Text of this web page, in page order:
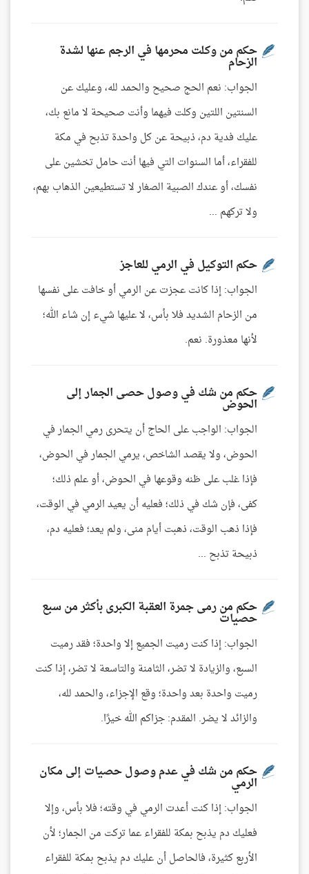
حكم من وكلت محرمها في الرجم عنها لشدة
الزحام
الجواب: نعم الحج صحيح والحمد لله، وعليك عن
السنتين اللتين وكلت فيهما وأنت صحيحة لا مانع بك،
عليك فدية دم، ذبيحة عن كل واحدة تذبح في مكة
للفقراء، أما السنوات التي فيها أنت حامل تخشين على
نفسك، أو عندك الصبية الصغار لا تستطيعين الذهاب بهم،
ولا تركهم ...
حكم التوكيل في الرمي للعاجز
الجواب: إذا كانت عجزت عن الرمي أو خافت على نفسها
من الزحام الشديد فلا بأس، لا عليها شيء إن شاء الله؛
لأنها معذورة. نعم.
حكم من شك في وصول حصى الجمار إلى
الحوض
الجواب: الواجب على الحاج أن يتحرى رمي الجمار في
الحوض، ولا يقصد الشاخص، يرمي الجمار في الحوض،
فإذا غلب على ظنه وقوعها في الحوض، أو علم ذلك؛
كفى، فإن شك في ذلك؛ فعليه أن يعيد الرمي في الوقت،
فإذا ذهب الوقت، ذهبت أيام منى، ولم يعد؛ فعليه دم،
ذبيحة تذبح ...
حكم من رمى جمرة العقبة الكبرى بأكثر من سبع
حصيات
الجواب: إذا كنت رميت الجميع إلا واحدة؛ فقد رميت
السبع، والزيادة لا تضر، الثامنة والتاسعة لا تضر، إذا كنت
رميت واحدة بعد واحدة؛ وقع الإجزاء، والحمد لله،
والزائد لا يضر. المقدم: جزاكم الله خيرًا.
حكم من شك في عدم وصول حصيات إلى مكان
الرمي
الجواب: إذا كنت أعدت الرمي في وقته؛ فلا بأس، وإلا
فعليك دم يذبح بمكة للفقراء عما تركت من الجمار؛ لأن
الأربع كثيرة، فالحاصل أن عليك دم يذبح بمكة للفقراء